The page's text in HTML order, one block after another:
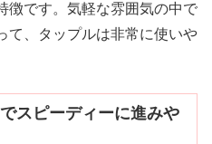
徴です。気軽な雰囲気の中で
て、タップルは非常に使いや
スピーディーに進みや